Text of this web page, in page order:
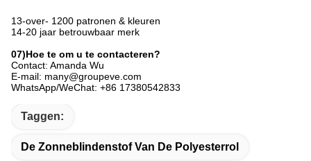
13-over- 1200 patronen & kleuren
14-20 jaar betrouwbaar merk
07)Hoe te om u te contacteren?
Contact: Amanda Wu
E-mail: many@groupeve.com
WhatsApp/WeChat: +86 17380542833
Taggen:
De Zonneblindenstof Van De Polyesterrol